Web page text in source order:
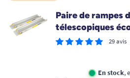
Paire de rampes
télescopiques
29 avis
En stock,